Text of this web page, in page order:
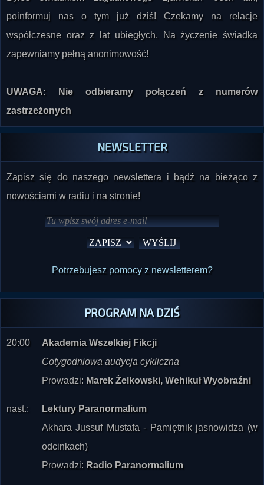
współczesne oraz z lat ubiegłych. Na życzenie świadka
zapewniamy pełną anonimowość!
zastrzeżonych
NEWSLETTER
Zapisz się do naszego newslettera i bądź na bieżąco z
nowościami w radiu i na stronie!
Potrzebujesz pomocy z newsletterem?
PROGRAM NA DZIŚ
Akademia Wszelkiej Fikcji
Cotygodniowa audycja cykliczna
Prowadzi:Marek Żelkowski, Wehikuł Wyobraźni
Lektury Paranormalium
Akhara Jussuf Mustafa - Pamiętnik jasnowidza (w
odcinkach)
Prowadzi:Radio Paranormalium